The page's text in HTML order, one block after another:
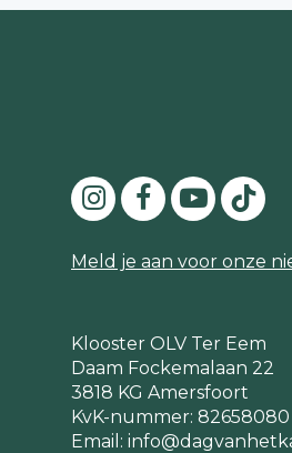
Meld je aan voor onze
Klooster OLV Ter Eem
Daam Fockemalaan 22
3818 KG Amersfoort
KvK-nummer: 82658080
Email: